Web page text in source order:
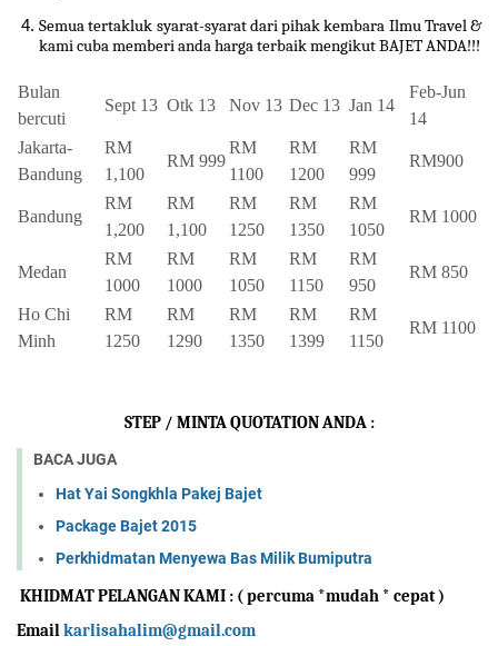
Semua tertakluk syarat-syarat dari pihak kembara Ilmu Travel &
kami cuba memberi anda harga terbaik mengikut BAJET ANDA!!!
Bulan
bercuti
Sept 13 Otk 13 Nov 13 Dec 13 Jan 14
Feb-Jun
14
Jakarta-
Bandung
RM
1,100
RM 999
RM
1100
RM
1200
RM
999
RM900
Bandung
RM
1,200
RM
1,100
RM
1250
RM
1350
RM
1050
RM 1000
Medan
RM
1000
RM
1000
RM
1050
RM
1150
RM
950
RM 850
Ho Chi
Minh
RM
1250
RM
1290
RM
1350
RM
1399
RM
1150
RM 1100
STEP / MINTA QUOTATION ANDA :
BACA JUGA
Hat Yai Songkhla Pakej Bajet
Package Bajet 2015
Perkhidmatan Menyewa Bas Milik Bumiputra
KHIDMAT PELANGAN KAMI : ( percuma *mudah * cepat )
Email karlisahalim@gmail.com